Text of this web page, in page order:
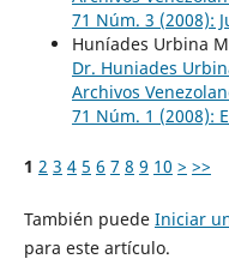
71 Núm. 3 (2008):
Huníades Urbina
Dr. Huniades
Archivos
71 Núm. 1 (2008):
1 2 3 4 5 6 7 8 9 10 > >>
También puede Iniciar
para este artículo.